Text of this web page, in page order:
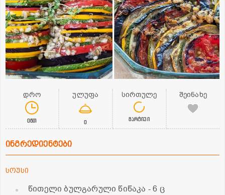
დრო
0წთ
ულუფა
0
სირთულე
მარტივი
შეინახე
ინგრედიენტები
სოუსი
წითელი ბულგარული წიწაკა - 6 ც